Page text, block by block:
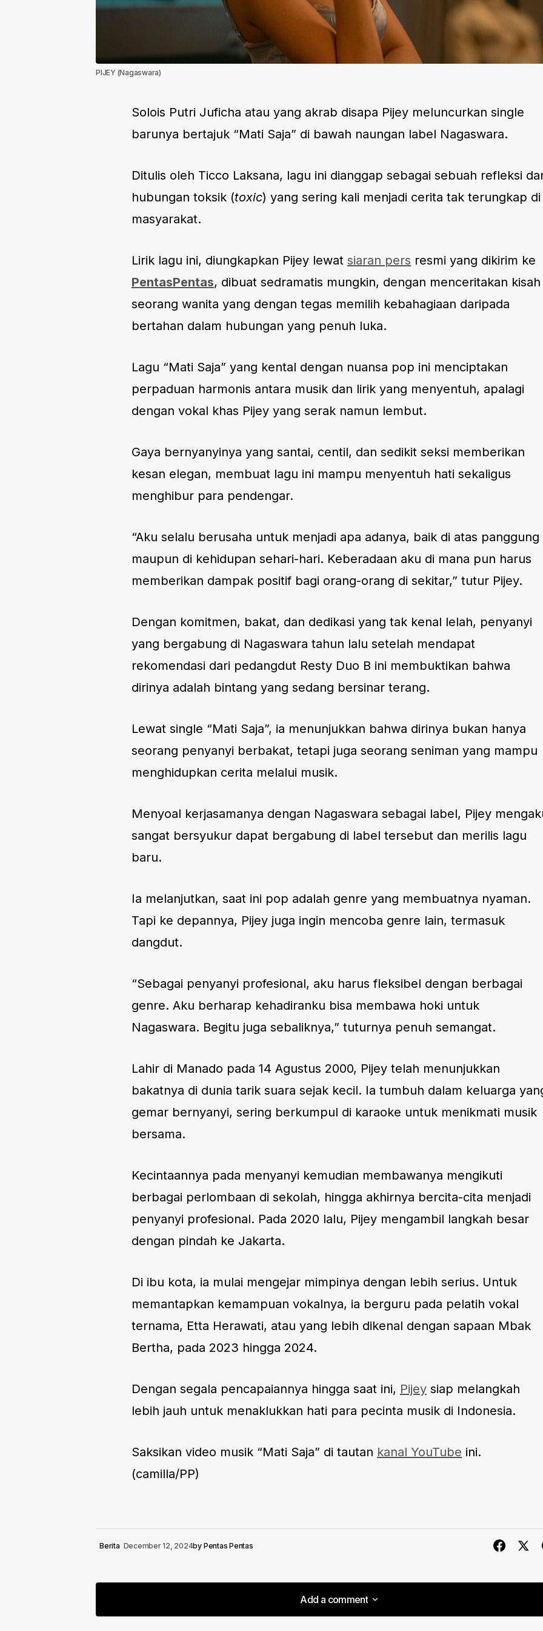
PIJEY (Nagaswara)
Solois Putri Juficha atau yang akrab disapa Pijey meluncurkan single
barunya bertajuk “Mati Saja” di bawah naungan label Nagaswara.
Ditulis oleh Ticco Laksana, lagu ini dianggap sebagai sebuah refleksi
hubungan toksik (toxic) yang sering kali menjadi cerita tak terungkap di
masyarakat.
Lirik lagu ini, diungkapkan Pijey lewat siaran pers resmi yang dikirim ke
PentasPentas, dibuat sedramatis mungkin, dengan menceritakan kisah
seorang wanita yang dengan tegas memilih kebahagiaan daripada
bertahan dalam hubungan yang penuh luka.
Lagu “Mati Saja” yang kental dengan nuansa pop ini menciptakan
perpaduan harmonis antara musik dan lirik yang menyentuh, apalagi
dengan vokal khas Pijey yang serak namun lembut.
Gaya bernyanyinya yang santai, centil, dan sedikit seksi memberikan
kesan elegan, membuat lagu ini mampu menyentuh hati sekaligus
menghibur para pendengar.
“Aku selalu berusaha untuk menjadi apa adanya, baik di atas panggung
maupun di kehidupan sehari-hari. Keberadaan aku di mana pun harus
memberikan dampak positif bagi orang-orang di sekitar,” tutur Pijey.
Dengan komitmen, bakat, dan dedikasi yang tak kenal lelah, penyanyi
yang bergabung di Nagaswara tahun lalu setelah mendapat
rekomendasi dari pedangdut Resty Duo B ini membuktikan bahwa
dirinya adalah bintang yang sedang bersinar terang.
Lewat single “Mati Saja”, ia menunjukkan bahwa dirinya bukan hanya
seorang penyanyi berbakat, tetapi juga seorang seniman yang mampu
menghidupkan cerita melalui musik.
Menyoal kerjasamanya dengan Nagaswara sebagai label, Pijey
sangat bersyukur dapat bergabung di label tersebut dan merilis lagu
baru.
Ia melanjutkan, saat ini pop adalah genre yang membuatnya nyaman.
Tapi ke depannya, Pijey juga ingin mencoba genre lain, termasuk
dangdut.
“Sebagai penyanyi profesional, aku harus fleksibel dengan berbagai
genre. Aku berharap kehadiranku bisa membawa hoki untuk
Nagaswara. Begitu juga sebaliknya,” tuturnya penuh semangat.
Lahir di Manado pada 14 Agustus 2000, Pijey telah menunjukkan
bakatnya di dunia tarik suara sejak kecil. Ia tumbuh dalam keluarga
gemar bernyanyi, sering berkumpul di karaoke untuk menikmati musik
bersama.
Kecintaannya pada menyanyi kemudian membawanya mengikuti
berbagai perlombaan di sekolah, hingga akhirnya bercita-cita menjadi
penyanyi profesional. Pada 2020 lalu, Pijey mengambil langkah besar
dengan pindah ke Jakarta.
Di ibu kota, ia mulai mengejar mimpinya dengan lebih serius. Untuk
memantapkan kemampuan vokalnya, ia berguru pada pelatih vokal
ternama, Etta Herawati, atau yang lebih dikenal dengan sapaan Mbak
Bertha, pada 2023 hingga 2024.
Dengan segala pencapaiannya hingga saat ini, Pijey siap melangkah
lebih jauh untuk menaklukkan hati para pecinta musik di Indonesia.
Saksikan video musik “Mati Saja” di tautan kanal YouTube ini.
(camilla/PP)
Berita December 12, 2024by Pentas Pentas
Add a comment
Add a comment